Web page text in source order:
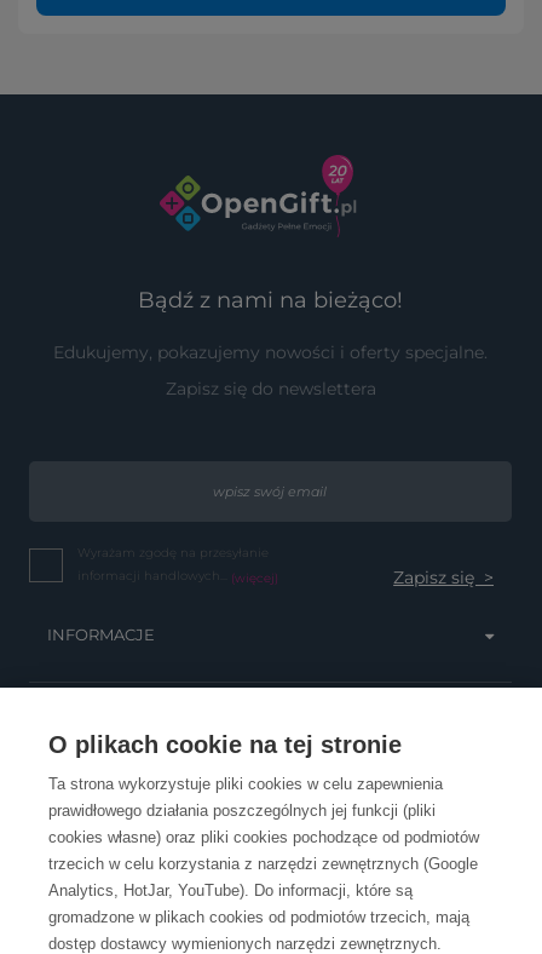
O plikach cookie na tej stronie
Ta strona wykorzystuje pliki cookies w celu zapewnienia
prawidłowego działania poszczególnych jej funkcji (pliki
cookies własne) oraz pliki cookies pochodzące od podmiotów
trzecich w celu korzystania z narzędzi zewnętrznych (Google
Analytics, HotJar, YouTube). Do informacji, które są
gromadzone w plikach cookies od podmiotów trzecich, mają
dostęp dostawcy wymienionych narzędzi zewnętrznych.
Bądź z nami na bieżąco!
Edukujemy, pokazujemy nowości i oferty specjalne.
Zapisz się do newslettera
Wyrażam zgodę na przesyłanie
informacji handlowych... (więcej)
INFORMACJE
OBSŁUGA KLIENTA
KONTAKT